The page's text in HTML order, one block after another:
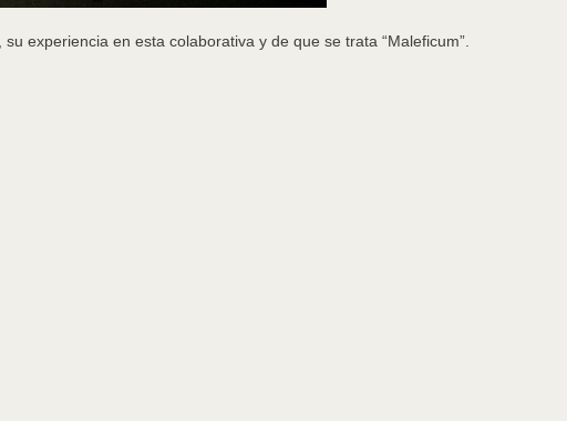
experiencia en esta colaborativa y de que se trata “Maleficum”.